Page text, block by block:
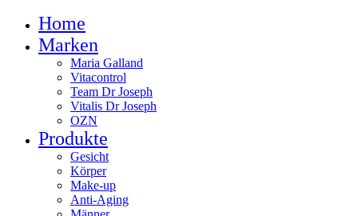
Home
Marken
Maria Galland
Vitacontrol
Team Dr Joseph
Vitalis Dr Joseph
OZN
Produkte
Gesicht
Körper
Make-up
Anti-Aging